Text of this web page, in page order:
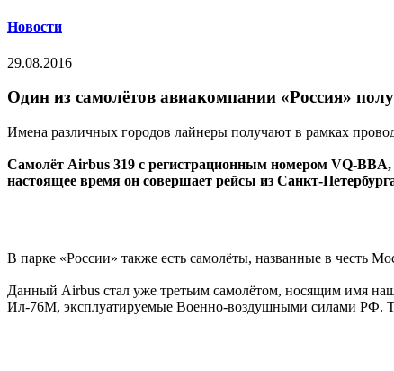
Новости
29.08.2016
Один из самолётов авиакомпании «Россия»
Имена различных городов лайнеры получают в рамках
Самолёт Airbus 319 с регистрационным номером VQ-BBA,
настоящее время он совершает рейсы из Санкт-
В парке «России» также есть самолёты, названные в честь
Данный Airbus стал уже третьим самолётом, носящим имя
Ил-76М, эксплуатируемые Военно-воздушными силами РФ.